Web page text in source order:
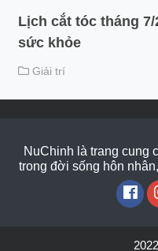
Lịch cắt tóc tháng
sức khỏe
Giải trí
NuChinh là trang cung
trong đời sống hôn